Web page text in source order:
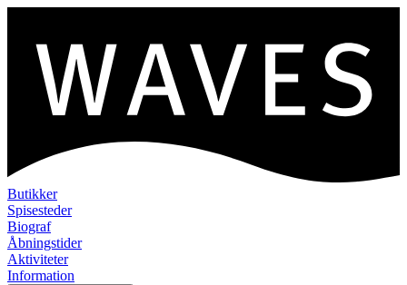
Butikker
Spisesteder
Biograf
Åbningstider
Aktiviteter
Information